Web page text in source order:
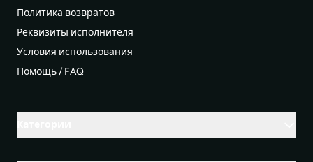
Политика возвратов
Реквизиты исполнителя
Условия использования
Помощь / FAQ